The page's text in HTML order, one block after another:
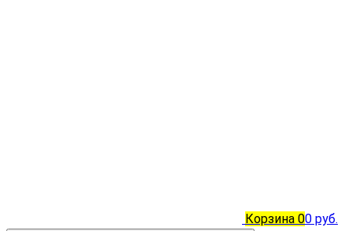
Корзина 00 руб.